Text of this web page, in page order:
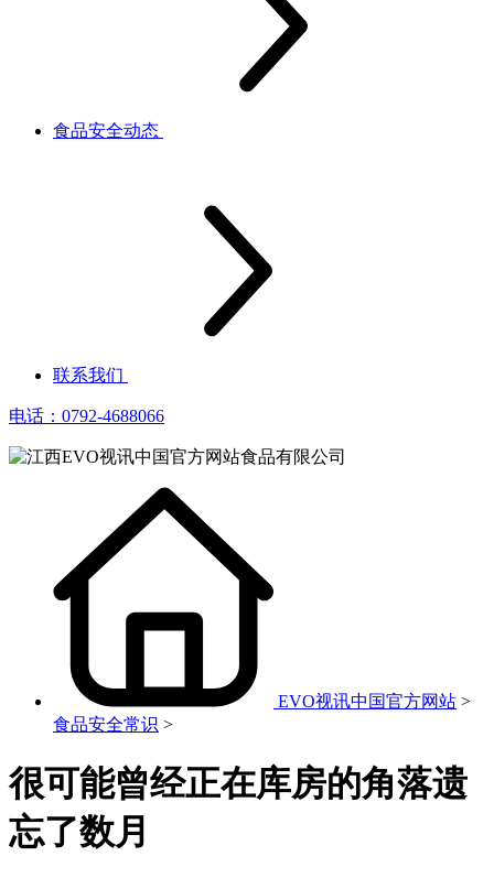
食品安全动态
联系我们
电话：0792-4688066
EVO视讯中国官方网站 >
食品安全常识 >
很可能曾经正在库房的角落遗
忘了数月